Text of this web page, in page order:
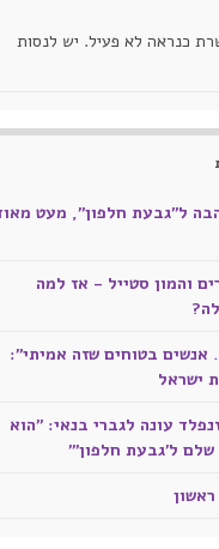
כנראה לא פעיל. יש לנסות
אהבה ל"גבעת חלפון", מעט
והמון סטייל - אז למה
אנשים בטוחים שזה אמיתי":
ישראל
עונה לגברי בנאי: "הוא